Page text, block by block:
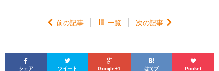
 前の記事  一覧 次の記事 

シェア

ツイート

Google+1

はてブ

Pocket